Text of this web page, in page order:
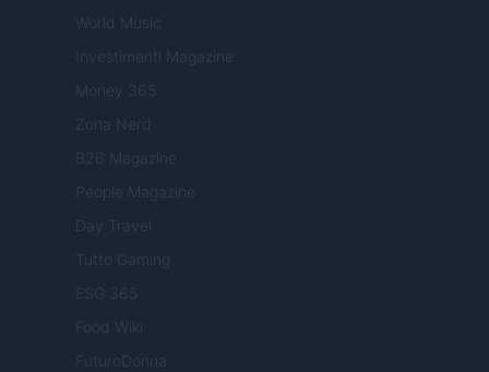
World Music
Investimenti Magazine
Money 365
Zona Nerd
B2B Magazine
People Magazine
Day Travel
Tutto Gaming
ESG 365
Food Wiki
FuturoDonna